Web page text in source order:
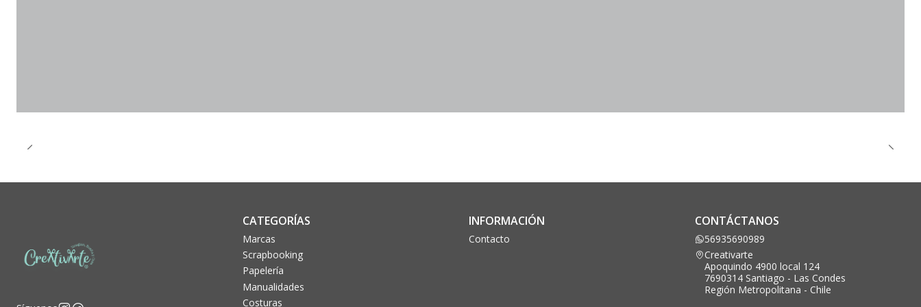
CATEGORÍAS
Marcas
Scrapbooking
Papelería
Manualidades
Costuras
INFORMACIÓN
Contacto
CONTÁCTANOS
56935690989
Creativarte
Apoquindo 4900 local 124
7690314 Santiago - Las Condes
Región Metropolitana - Chile